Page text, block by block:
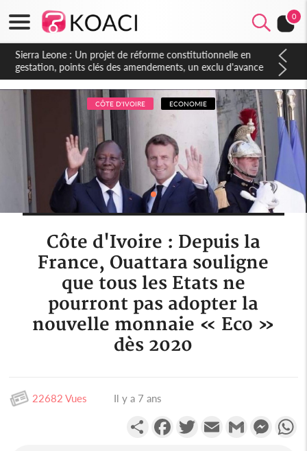
0
Sierra Leone : Un projet de réforme constitutionnelle en
gestation, points clés des amendements, un exclu d'avance
CÔTE D'IVOIRE ECONOMIE
Côte d'Ivoire : Depuis la
France, Ouattara souligne
que tous les Etats ne
pourront pas adopter la
nouvelle monnaie « Eco »
dès 2020
22682 Vues Il y a 7 ans
PartagerFacebookTwitterEmail Gmail